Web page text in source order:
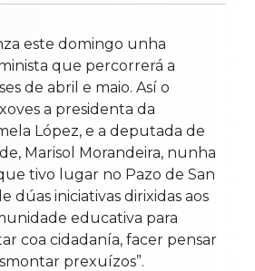
este domingo unha
que percorrerá a
de abril e maio. Así o
a presidenta da
López, e a deputada de
Marisol Morandeira, nunha
tivo lugar no Pazo de San
dúas iniciativas dirixidas aos
educativa para
coa cidadanía, facer pensar
prexuízos”.